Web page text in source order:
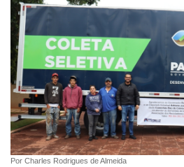
Por Charles Rodrigues de Almeida